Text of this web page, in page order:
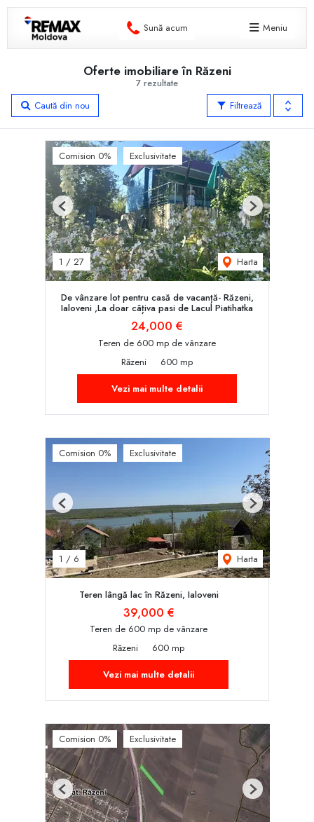
Sună acum Meniu
7 rezultate
Oferte imobiliare în Răzeni
Filtrează
Caută din nou
Comision 0% Exclusivitate
1 / 27 Harta
Previous Next
De vânzare lot pentru casă de vacanță- Răzeni,
Ialoveni ,La doar câțiva pasi de Lacul Piatihatka
24,000 €
Teren de 600 mp de vânzare
Răzeni
600 mp
Vezi mai multe detalii
Comision 0% Exclusivitate
1 / 6 Harta
Previous Next
Teren lângă lac în Răzeni, Ialoveni
39,000 €
Teren de 600 mp de vânzare
Răzeni
600 mp
Vezi mai multe detalii
Comision 0% Exclusivitate
Previous Next